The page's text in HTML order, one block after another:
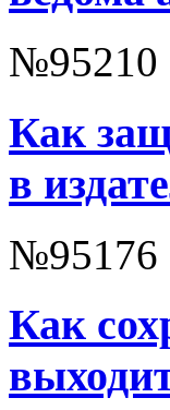
№95210
Как
в
№95176
Как